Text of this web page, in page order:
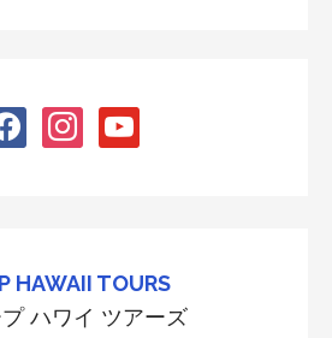
instagramyoutube
HAWAII TOURS
ハワイ ツアーズ